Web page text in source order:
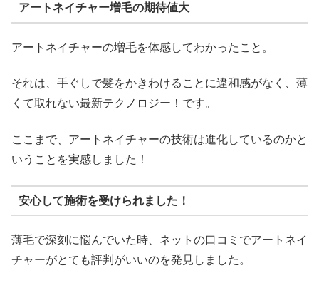
アートネイチャー増毛の期待値大
アートネイチャーの増毛を体感してわかったこと。
それは、手ぐしで髪をかきわけることに違和感がなく、薄
くて取れない最新テクノロジー！です。
ここまで、アートネイチャーの技術は進化しているのかと
いうことを実感しました！
安心して施術を受けられました！
薄毛で深刻に悩んでいた時、ネットの口コミでアートネイ
チャーがとても評判がいいのを発見しました。